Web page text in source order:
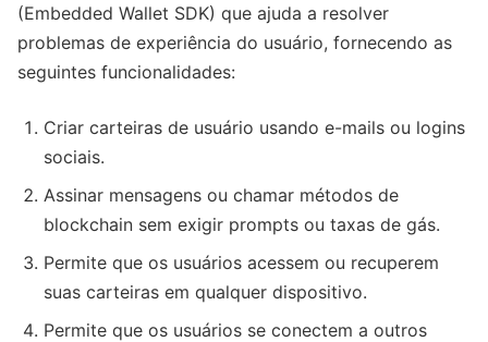
(Embedded Wallet SDK) que ajuda a resolver
problemas de experiência do usuário, fornecendo as
seguintes funcionalidades:
Criar carteiras de usuário usando e-mails ou logins
sociais.
Assinar mensagens ou chamar métodos de
blockchain sem exigir prompts ou taxas de gás.
Permite que os usuários acessem ou recuperem
suas carteiras em qualquer dispositivo.
Permite que os usuários se conectem a outros